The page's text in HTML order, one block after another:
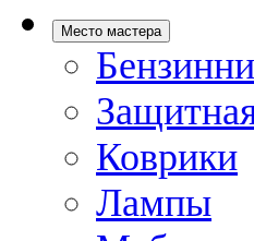
Место мастера
Коврики
Лампы